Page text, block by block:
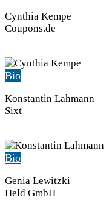
Cynthia Kempe
Coupons.de
Bio
Konstantin Lahmann
Sixt
Bio
Genia Lewitzki
Held GmbH